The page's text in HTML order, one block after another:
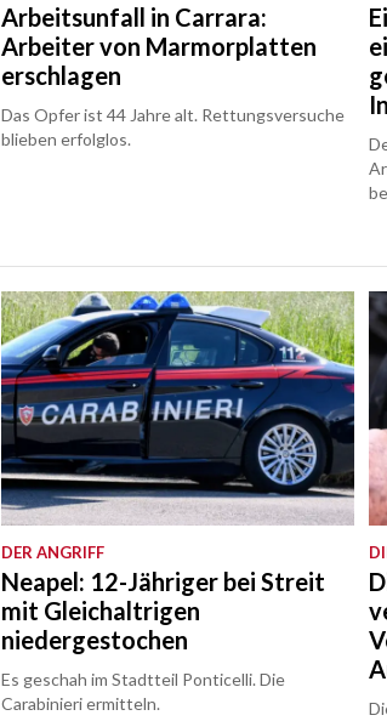
Arbeitsunfall in Carrara:
Arbeiter von Marmorplatten
erschlagen
Das Opfer ist 44 Jahre alt. Rettungsversuche
blieben erfolglos.
DER ANGRIFF
Neapel: 12-Jähriger bei Streit
mit Gleichaltrigen
niedergestochen
Es geschah im Stadtteil Ponticelli. Die
Carabinieri ermitteln.